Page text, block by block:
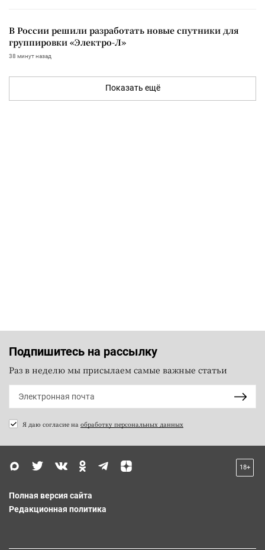
В России решили разработать новые спутники для
группировки «Электро-Л»
38 минут назад
Показать ещё
Подпишитесь на рассылку
Раз в неделю мы присылаем самые важные статьи
Я даю согласие на обработку персональных данных
18+
Полная версия сайта
Редакционная политика